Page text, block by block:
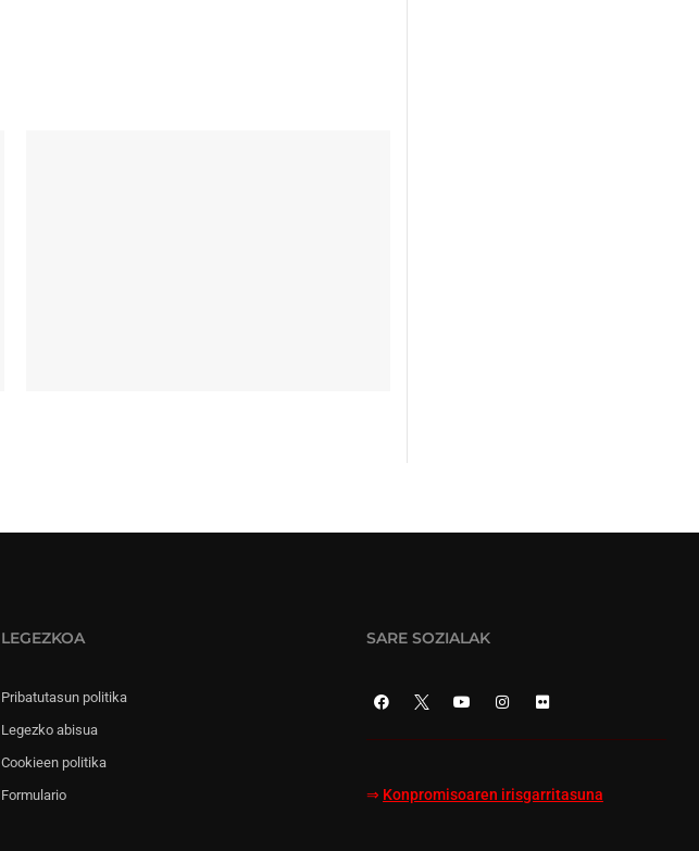
LEGEZKOA
Pribatutasun politika
Legezko abisua
Cookieen politika
Formulario
SARE SOZIALAK
⇒ Konpromisoaren irisgarritasuna